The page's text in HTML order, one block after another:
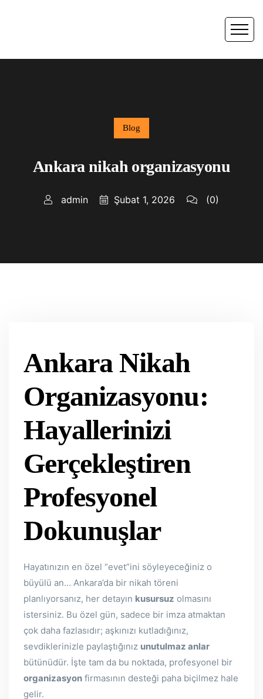
Blog
Ankara nikah organizasyonu
admin Şubat 1, 2026 (0)
Ankara Nikah
Organizasyonu:
Hayallerinizi
Gerçekleştiren
Profesyonel
Dokunuşlar
Hayatınızın en özel “evet”ini söyleyeceğiniz o
büyülü an… Ankara’da bir nikah töreni
planlıyorsanız, her detayın kusursuz olmasını
istersiniz. Bu özel gün, sadece bir imza atmaktan
çok daha fazlasıdır; aşkınızı kutladığınız,
sevdiklerinizle paylaştığınız unutulmaz anlar
bütünüdür. İşte tam da bu noktada, profesyonel bir
organizasyon firmasının desteği paha biçilmez hale
gelir.